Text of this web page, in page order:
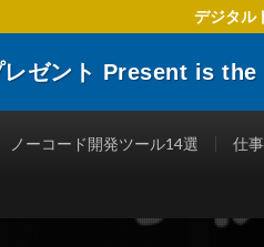
デジタル
レゼント Present is
ITリテラシーを向上させるために役立つ
ノーコード開発ツール14選 仕